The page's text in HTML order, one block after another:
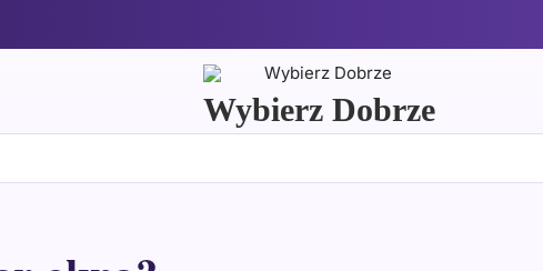
Wybierz Dobrze